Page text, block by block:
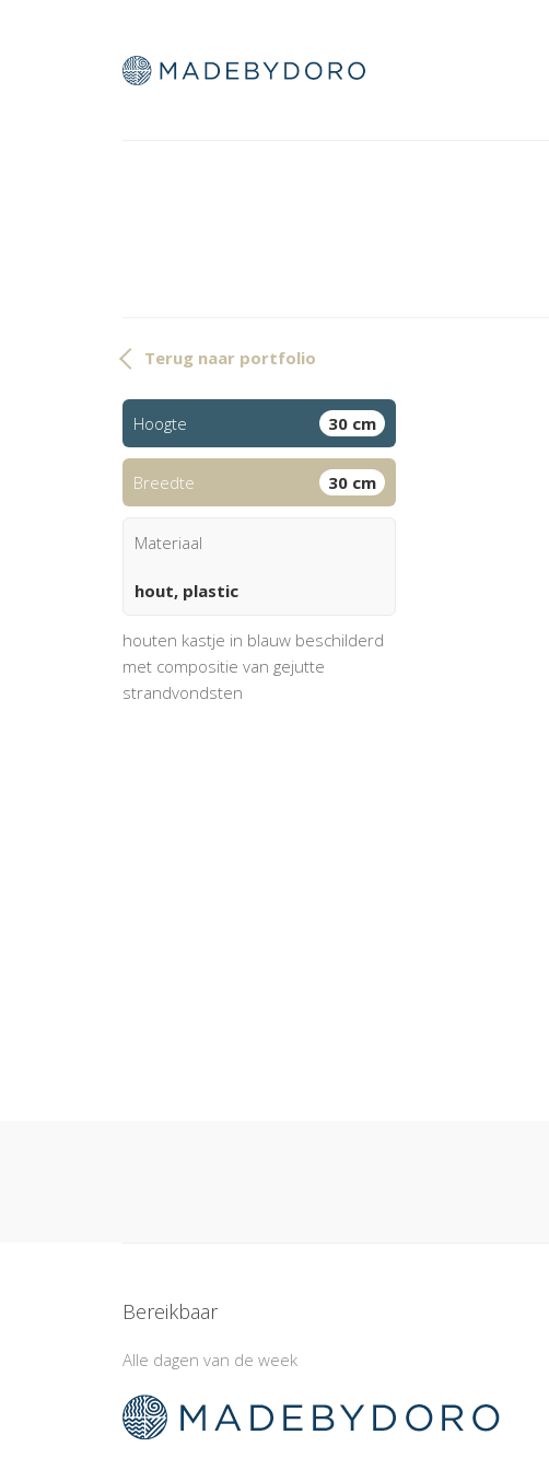
Terug naar portfolio
Hoogte 30 cm
Breedte 30 cm
Materiaal
hout, plastic
houten kastje in blauw beschilderd
met compositie van gejutte
strandvondsten
Bereikbaar
Alle dagen van de week